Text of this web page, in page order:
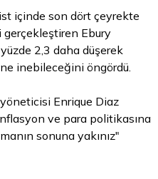
içinde son dört çeyrekte
gerçekleştiren Ebury
2,3 daha düşerek
inebileceğini öngördü.
Enrique Diaz
ve para politikasına
sonuna yakınız"